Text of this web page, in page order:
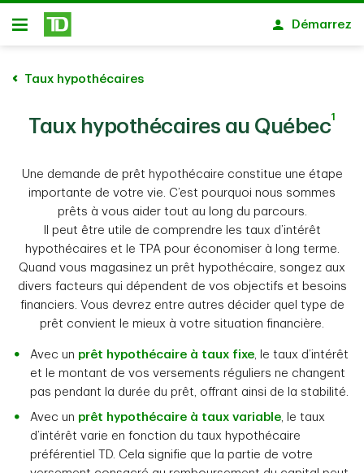
Passer au contenu principal
Ouvert
Démarrez
Taux hypothécaires
Taux hypothécaires au Québec1
Une demande de prêt hypothécaire constitue une étape
importante de votre vie. C’est pourquoi nous sommes
prêts à vous aider tout au long du parcours.
Il peut être utile de comprendre les taux d’intérêt
hypothécaires et le TPA pour économiser à long terme.
Quand vous magasinez un prêt hypothécaire, songez aux
divers facteurs qui dépendent de vos objectifs et besoins
financiers. Vous devrez entre autres décider quel type de
prêt convient le mieux à votre situation financière.
Avec un prêt hypothécaire à taux fixe, le taux d’intérêt
et le montant de vos versements réguliers ne changent
pas pendant la durée du prêt, offrant ainsi de la stabilité.
Avec un prêt hypothécaire à taux variable, le taux
d’intérêt varie en fonction du taux hypothécaire
préférentiel TD. Cela signifie que la partie de votre